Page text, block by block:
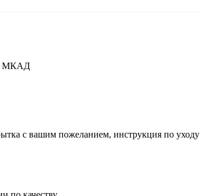
МКАД
с вашим пожеланием, инструкция по